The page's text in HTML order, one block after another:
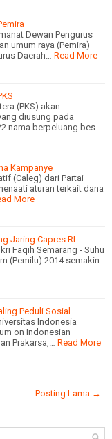
Dewan Pengurus
umum raya (Pemira)
Daerah…
Read More
(PKS) akan
diusung pada
nama berpeluang bes…
Kampanye
(Caleg) dari Partai
aturan terkait dana
More
Jaring Capres RI
Faqih Semarang - Suhu
(Pemilu) 2014 semakin
Peduli Sosial
Indonesia
on Indonesian
Prakarsa,…
Read More
Posting Lama →